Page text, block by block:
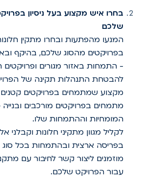
בחרו איש מקצוע בעל ניסיון
שלכם
המנעו מהפתעות ובחרו מתקין חלונות
בפרויקטים מהסוג שלכם, בהיקף
- התמחות באזור מגורים ופרויקטים
להבטחת התנהלות תקינה של
מקצוע שמתמחים בפרויקטים קטנים
מתמחים בפרויקטים מורכבים ובנייה
המומחיות וההתמחות שלו.
לקליל מגוון מתקיני חלונות וקבלני
בפריסה ארצית ובהתמחות בכל סוג
מוזמנים ליצור קשר לחיבור עם
עבור הפרויקט שלכם.